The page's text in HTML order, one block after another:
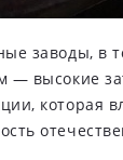
заводы, в
— высокие
которая